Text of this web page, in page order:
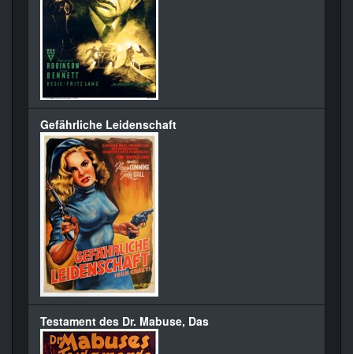
Gefährliche Leidenschaft
Testament des Dr. Mabuse, Das